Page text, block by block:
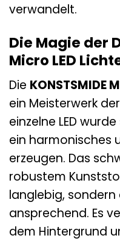
verwandelt.
Die Magie der
Micro LED
Die KONSTSMIDE
ein Meisterwerk
einzelne LED
ein harmonisches
erzeugen. Das
robustem
langlebig,
ansprechend. Es
dem Hintergrund